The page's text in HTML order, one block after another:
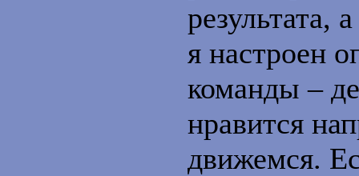
результата,
я настроен
команды –
нравится
движемся.